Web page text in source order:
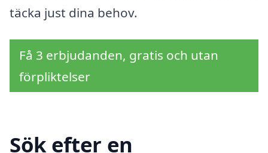
täcka just dina behov.
Få 3 erbjudanden, gratis och utan
förpliktelser
Sök efter en